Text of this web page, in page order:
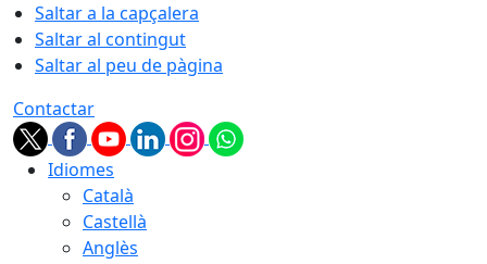
Saltar a la capçalera
Saltar al contingut
Saltar al peu de pàgina
Contactar
Idiomes
Català
Castellà
Anglès